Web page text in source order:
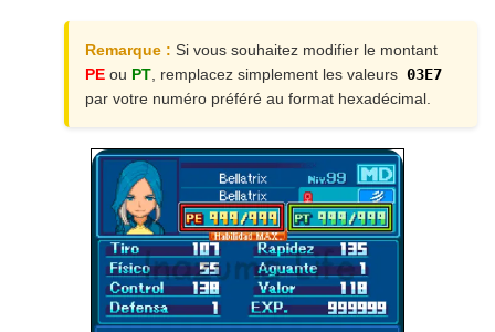
Remarque : Si vous souhaitez modifier le montant
PE ou PT , remplacez simplement les valeurs 03E7
par votre numéro préféré au format hexadécimal.